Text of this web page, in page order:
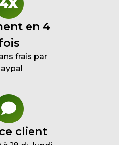
en 4
frais par
client